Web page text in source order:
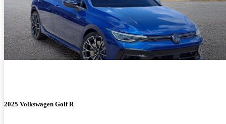
2025 Volkswagen Golf R